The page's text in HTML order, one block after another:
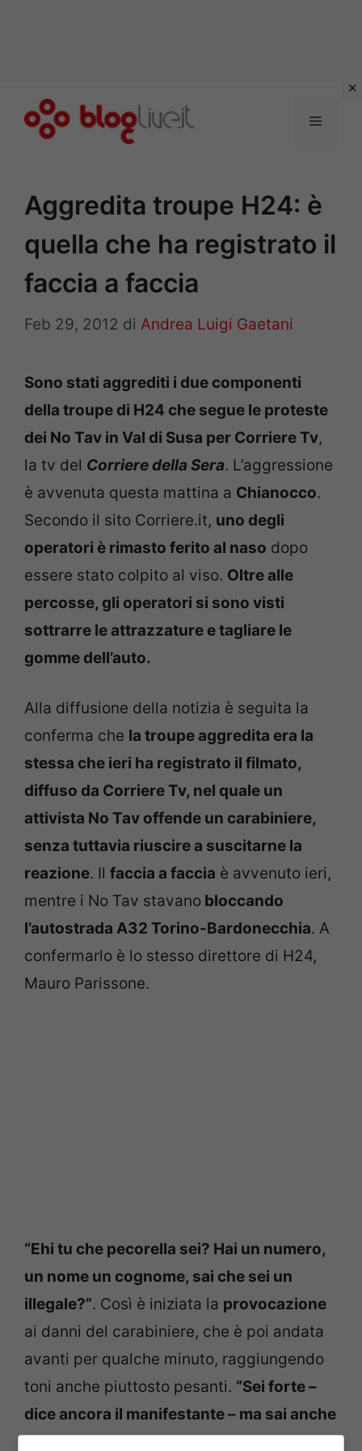
Menu
Aggredita troupe H24: è
quella che ha registrato il
faccia a faccia
Feb 29, 2012 di Andrea Luigi Gaetani
Sono stati aggrediti i due componenti
della troupe di H24 che segue le proteste
dei No Tav in Val di Susa per Corriere Tv,
la tv del Corriere della Sera. L’aggressione
è avvenuta questa mattina a Chianocco.
Secondo il sito Corriere.it, uno degli
operatori è rimasto ferito al naso dopo
essere stato colpito al viso. Oltre alle
percosse, gli operatori si sono visti
sottrarre le attrazzature e tagliare le
gomme dell’auto.
Alla diffusione della notizia è seguita la
conferma che la troupe aggredita era la
stessa che ieri ha registrato il filmato,
diffuso da Corriere Tv, nel quale un
attivista No Tav offende un carabiniere,
senza tuttavia riuscire a suscitarne la
reazione. Il faccia a faccia è avvenuto ieri,
mentre i No Tav stavano bloccando
l’autostrada A32 Torino-Bardonecchia. A
confermarlo è lo stesso direttore di H24,
Mauro Parissone.
“Ehi tu che pecorella sei? Hai un numero,
un nome un cognome, sai che sei un
illegale?”. Così è iniziata la provocazione
ai danni del carabiniere, che è poi andata
avanti per qualche minuto, raggiungendo
toni anche piuttosto pesanti. “Sei forte –
dice ancora il manifestante – ma sai anche
sparare? Vorrei vederti sparare, mi